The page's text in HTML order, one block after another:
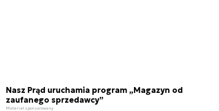
Nasz Prąd uruchamia program „Magazyn od
zaufanego sprzedawcy”
Materiał sponsorowany